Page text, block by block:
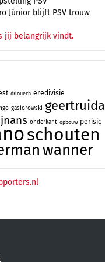
Júnior blijft PSV trouw
jij belangrijk vindt.
driouech eredivisie
gasiorowski geertruida
onderkant opbouw perisic
schouten
wanner